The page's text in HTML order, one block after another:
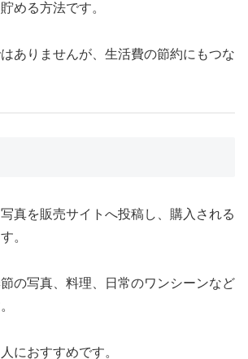
める方法です。
ありませんが、生活費の節約にもつな
真を販売サイトへ投稿し、購入される
。
の写真、料理、日常のワンシーンなど
におすすめです。